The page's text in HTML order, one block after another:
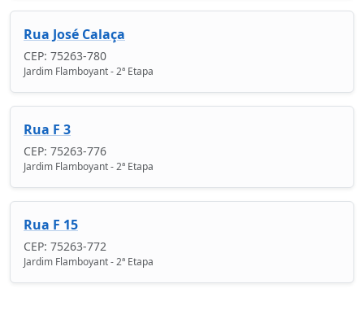
Rua José Calaça
CEP: 75263-780
Jardim Flamboyant - 2ª Etapa
Rua F 3
CEP: 75263-776
Jardim Flamboyant - 2ª Etapa
Rua F 15
CEP: 75263-772
Jardim Flamboyant - 2ª Etapa